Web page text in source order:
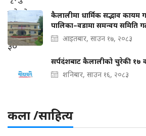
कैलालीमा धार्मिक सद्भाव कायम
पालिका–वडामा समन्वय समिति
आइतबार, साउन १७, २०८३
सर्पदंशबाट कैलालीको चुरेकी १७
शनिबार, साउन १६, २०८३
कला /साहित्य